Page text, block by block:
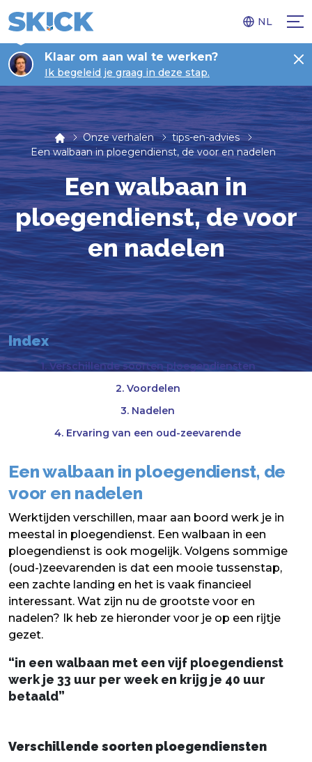
NL
Klaar om aan wal te werken?
Ik begeleid je graag in deze stap.
Onze verhalen
tips-en-advies
Een walbaan in ploegendienst, de voor en nadelen
Een walbaan in
ploegendienst, de voor
en nadelen
Index
1. Verschillende soorten ploegendiensten
2. Voordelen
3. Nadelen
4. Ervaring van een oud-zeevarende
Een walbaan in ploegendienst, de
voor en nadelen
Werktijden verschillen, maar aan boord werk je in
meestal in ploegendienst. Een walbaan in een
ploegendienst is ook mogelijk. Volgens sommige
(oud-)zeevarenden is dat een mooie tussenstap,
een zachte landing en het is vaak financieel
interessant. Wat zijn nu de grootste voor en
nadelen? Ik heb ze hieronder voor je op een rijtje
gezet.
“in een walbaan met een vijf ploegendienst
werk je 33 uur per week en krijg je 40 uur
betaald”
Verschillende soorten ploegendiensten